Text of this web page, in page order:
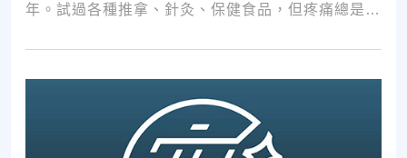
年。試過各種推拿、針灸、保健食品，但疼痛總是時